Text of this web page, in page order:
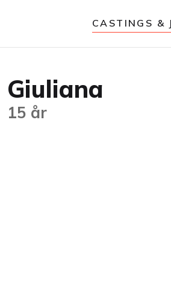
CASTINGS &
Giuliana
15 år